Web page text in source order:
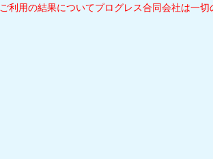
ご利用の結果についてプログレス合同会社は一切